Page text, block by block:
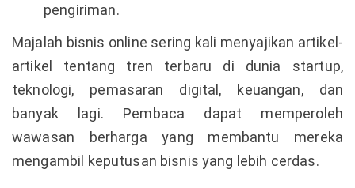
pengiriman.
Majalah bisnis online sering kali menyajikan artikel-
artikel tentang tren terbaru di dunia startup,
teknologi, pemasaran digital, keuangan, dan
banyak lagi. Pembaca dapat memperoleh
wawasan berharga yang membantu mereka
mengambil keputusan bisnis yang lebih cerdas.